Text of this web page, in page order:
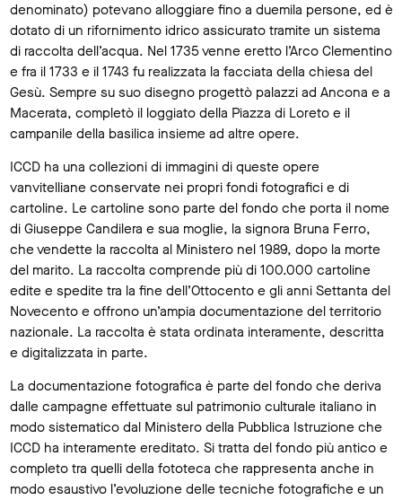
denominato) potevano alloggiare fino a duemila persone, ed è
dotato di un rifornimento idrico assicurato tramite un sistema
di raccolta dell’acqua. Nel 1735 venne eretto l’Arco Clementino
e fra il 1733 e il 1743 fu realizzata la facciata della chiesa del
Gesù. Sempre su suo disegno progettò palazzi ad Ancona e a
Macerata, completò il loggiato della Piazza di Loreto e il
campanile della basilica insieme ad altre opere.
ICCD ha una collezioni di immagini di queste opere
vanvitelliane conservate nei propri fondi fotografici e di
cartoline. Le cartoline sono parte del fondo che porta il nome
di Giuseppe Candilera e sua moglie, la signora Bruna Ferro,
che vendette la raccolta al Ministero nel 1989, dopo la morte
del marito. La raccolta comprende più di 100.000 cartoline
edite e spedite tra la fine dell’Ottocento e gli anni Settanta del
Novecento e offrono un’ampia documentazione del territorio
nazionale. La raccolta è stata ordinata interamente, descritta
e digitalizzata in parte.
La documentazione fotografica è parte del fondo che deriva
dalle campagne effettuate sul patrimonio culturale italiano in
modo sistematico dal Ministero della Pubblica Istruzione che
ICCD ha interamente ereditato. Si tratta del fondo più antico e
completo tra quelli della fototeca che rappresenta anche in
modo esaustivo l’evoluzione delle tecniche fotografiche e un